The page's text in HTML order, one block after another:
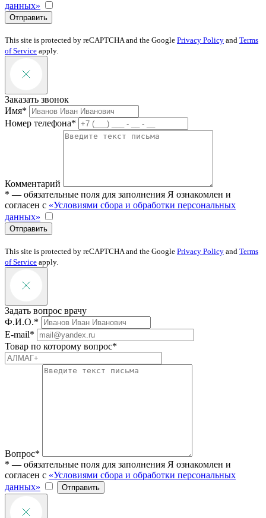
данных»
Отправить
This site is protected by reCAPTCHA and the Google Privacy Policy and Terms
of Service apply.
Заказать звонок
Имя*
Номер телефона*
Комментарий
* — обязательные поля для заполнения Я ознакомлен и
согласен с «Условиями сбора и обработки персональных
данных»
Отправить
This site is protected by reCAPTCHA and the Google Privacy Policy and Terms
of Service apply.
Задать вопрос врачу
Ф.И.О.*
E-mail*
Товар по которому вопрос*
Вопрос*
* — обязательные поля для заполнения Я ознакомлен и
согласен с «Условиями сбора и обработки персональных
данных»
Отправить